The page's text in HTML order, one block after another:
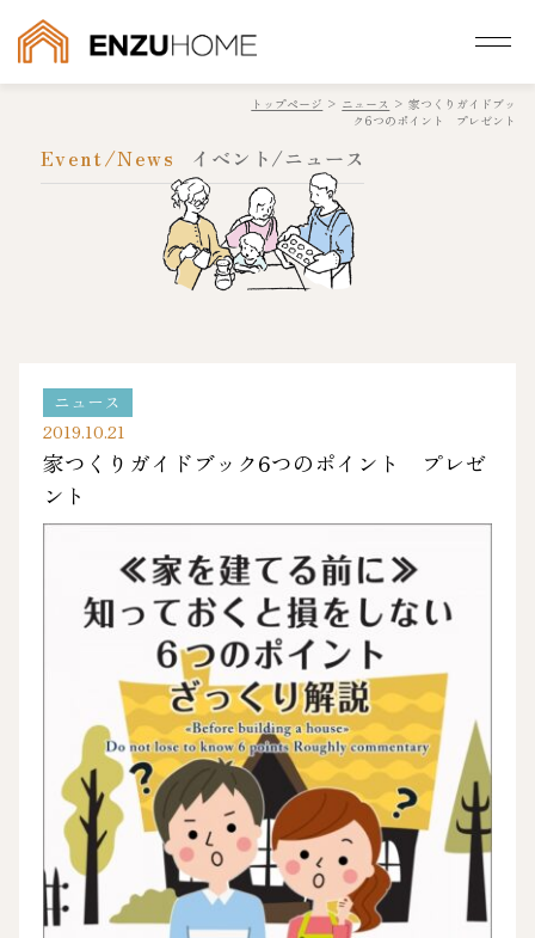
トップページ > ニュース >家つくりガイドブッ
ク6つのポイント プレゼント
Event/News イベント/ニュース
ニュース
2019.10.21
家つくりガイドブック6つのポイント プレゼ
ント